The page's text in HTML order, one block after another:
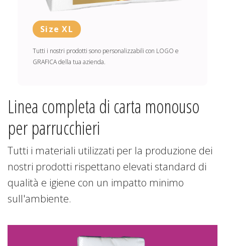
Size XL
Tutti i nostri prodotti sono personalizzabili con LOGO e
GRAFICA della tua azienda.
Linea completa di carta monouso
per parrucchieri
Tutti i materiali utilizzati per la produzione dei
nostri prodotti rispettano elevati standard di
qualità e igiene con un impatto minimo
sull'ambiente.